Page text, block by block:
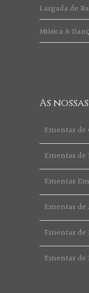
Largada de
Música &
As
Ementas de
Ementas de
Ementas
Ementas de
Ementas de
Ementas de